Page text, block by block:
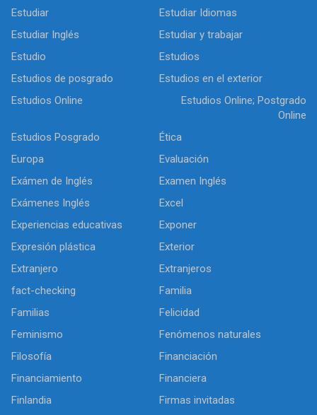
Estudiar
Estudiar Idiomas
Estudiar Inglés
Estudiar y trabajar
Estudio
Estudios
Estudios de posgrado
Estudios en el exterior
Estudios Online
Estudios Online; Postgrado
Online
Estudios Posgrado
Ética
Europa
Evaluación
Exámen de Inglés
Examen Inglés
Exámenes Inglés
Excel
Experiencias educativas
Exponer
Expresión plástica
Exterior
Extranjero
Extranjeros
fact-checking
Familia
Familias
Felicidad
Feminismo
Fenómenos naturales
Filosofía
Financiación
Financiamiento
Financiera
Finlandia
Firmas invitadas